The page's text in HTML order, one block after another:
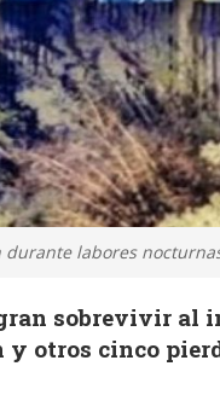
labores
sobrevivir al
otros cinco